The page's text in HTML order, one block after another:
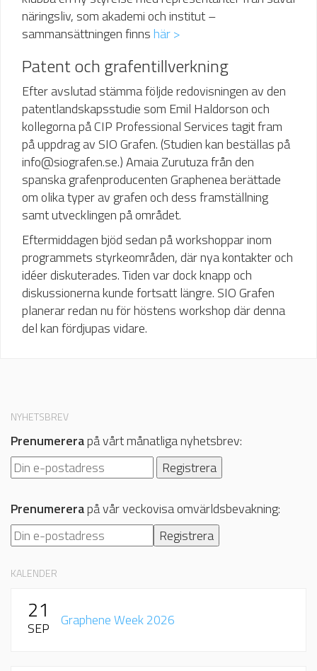
näringsliv, som akademi och institut –
sammansättningen finnshär >
Patent och grafentillverkning
Efter avslutad stämma följde redovisningen av den
patentlandskapsstudie som Emil Haldorson och
kollegorna på CIP Professional Services tagit fram
på uppdrag av SIO Grafen. (Studien kan beställas på
info@siografen.se.) Amaia Zurutuza från den
spanska grafenproducenten Graphenea berättade
om olika typer av grafen och dess framställning
samt utvecklingen på området.
Eftermiddagen bjöd sedan på workshoppar inom
programmets styrkeområden, där nya kontakter och
idéer diskuterades. Tiden var dock knapp och
diskussionerna kunde fortsatt längre. SIO Grafen
planerar redan nu för höstens workshop där denna
del kan fördjupas vidare.
NYHETSBREV
Prenumererapå vårt månatliga nyhetsbrev:
Prenumererapå vår veckovisa omvärldsbevakning:
KALENDER
21
SEP Graphene Week 2026